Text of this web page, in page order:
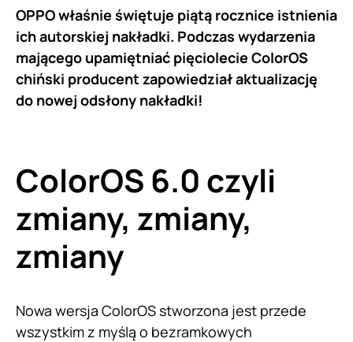
OPPO właśnie świętuje piątą rocznice istnienia
ich autorskiej nakładki. Podczas wydarzenia
mającego upamiętniać pięciolecie ColorOS
chiński producent zapowiedział aktualizację
do nowej odsłony nakładki!
ColorOS 6.0 czyli
zmiany, zmiany,
zmiany
Nowa wersja ColorOS stworzona jest przede
wszystkim z myślą o bezramkowych